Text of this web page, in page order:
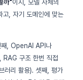
까"이지, 모델 자체의
고, 자기 도메인에 맞는
째, OpenAI API나
구조 한번 직접
리 활용). 셋째, 평가